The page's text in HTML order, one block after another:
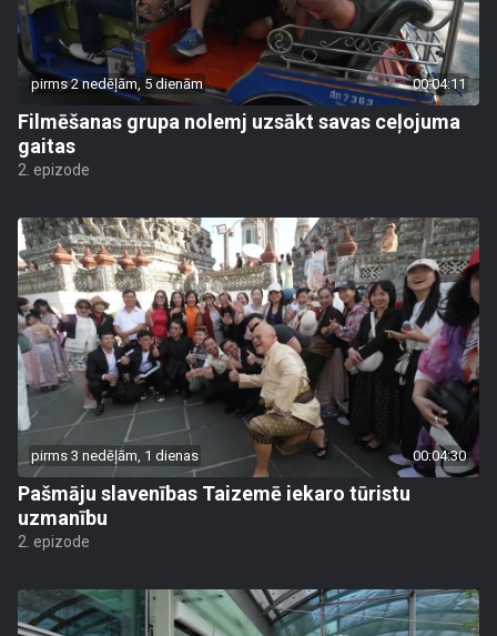
pirms 2 nedēļām, 5 dienām 00:04:11
Filmēšanas grupa nolemj uzsākt savas ceļojuma
gaitas
2. epizode
pirms 3 nedēļām, 1 dienas 00:04:30
Pašmāju slavenības Taizemē iekaro tūristu
uzmanību
2. epizode